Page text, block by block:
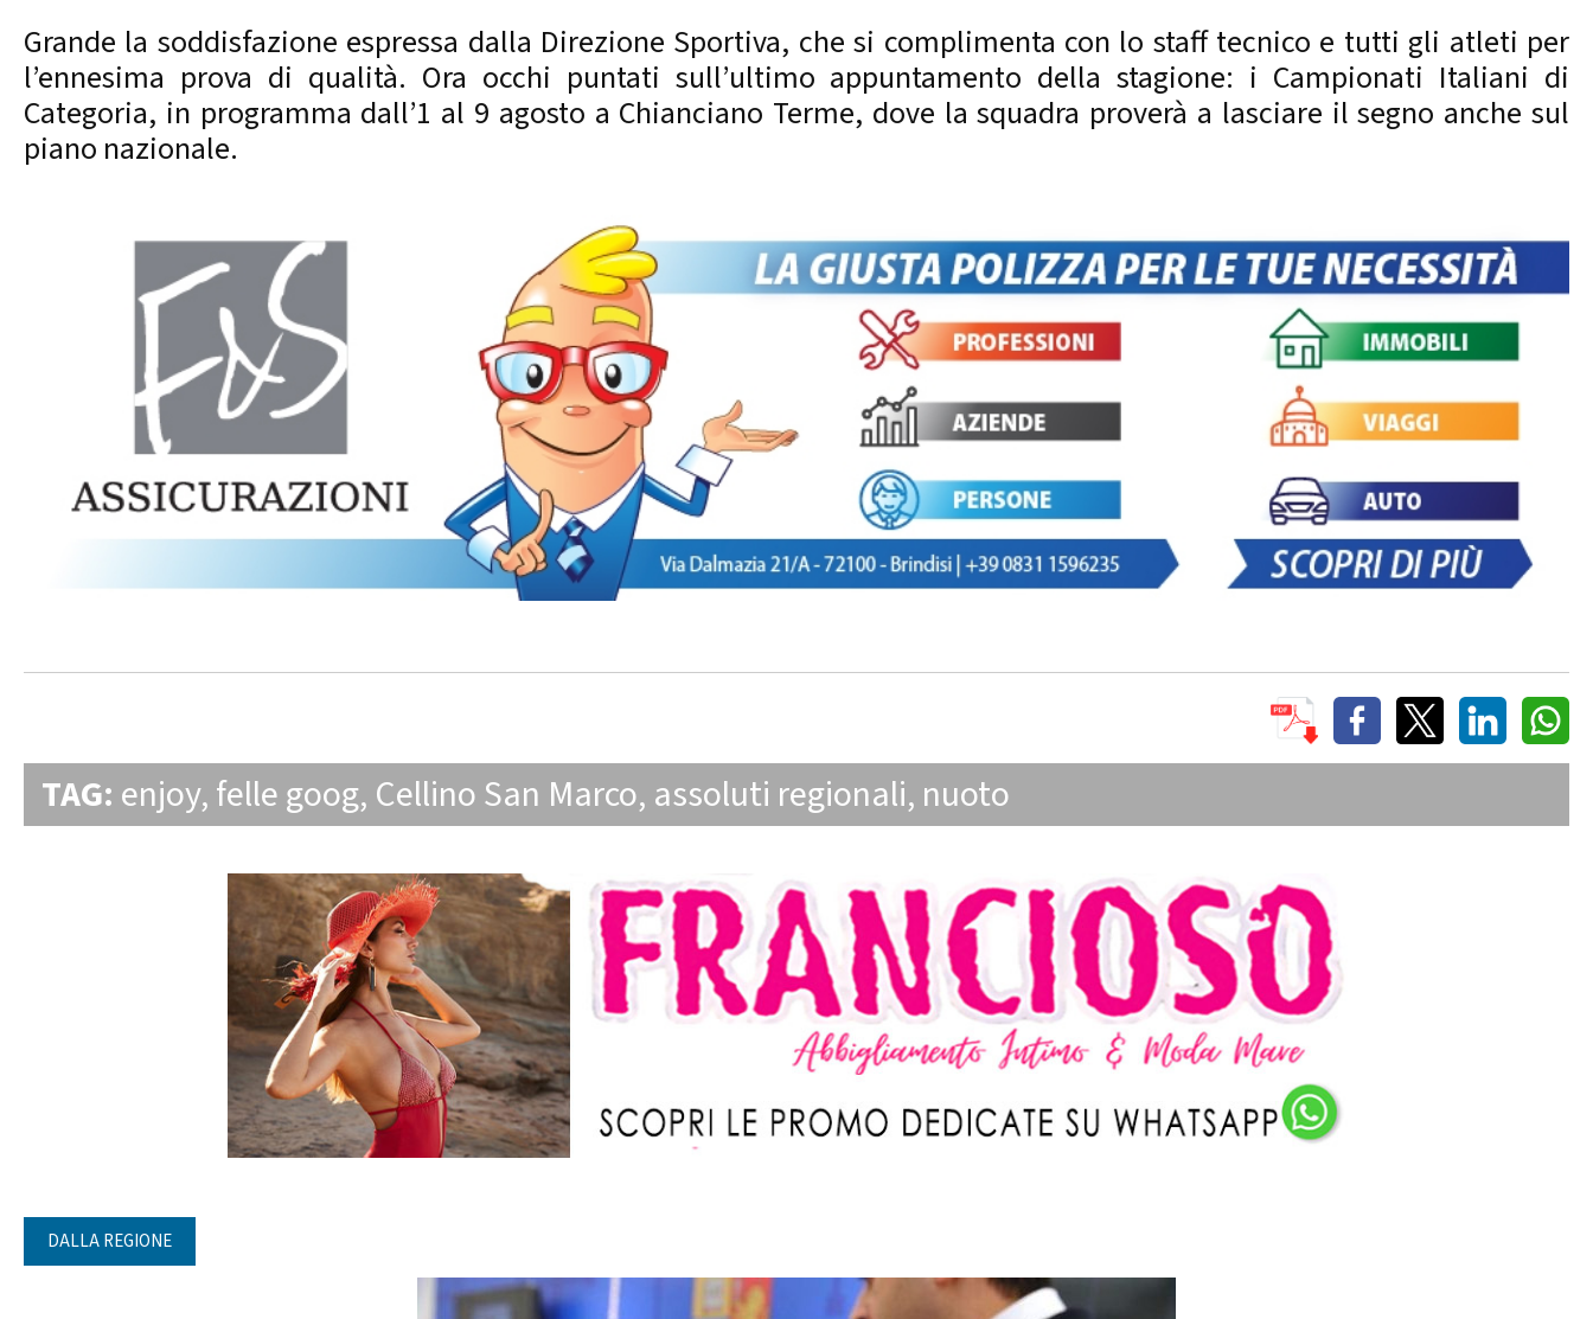
Grande la soddisfazione espressa dalla Direzione Sportiva, che si complimenta con lo staff tecnico e tutti gli atleti per
l’ennesima prova di qualità. Ora occhi puntati sull’ultimo appuntamento della stagione: i Campionati Italiani di
Categoria, in programma dall’1 al 9 agosto a Chianciano Terme, dove la squadra proverà a lasciare il segno anche sul
piano nazionale.
TAG: enjoy,felle goog, Cellino San Marco, assoluti regionali, nuoto
DALLA REGIONE